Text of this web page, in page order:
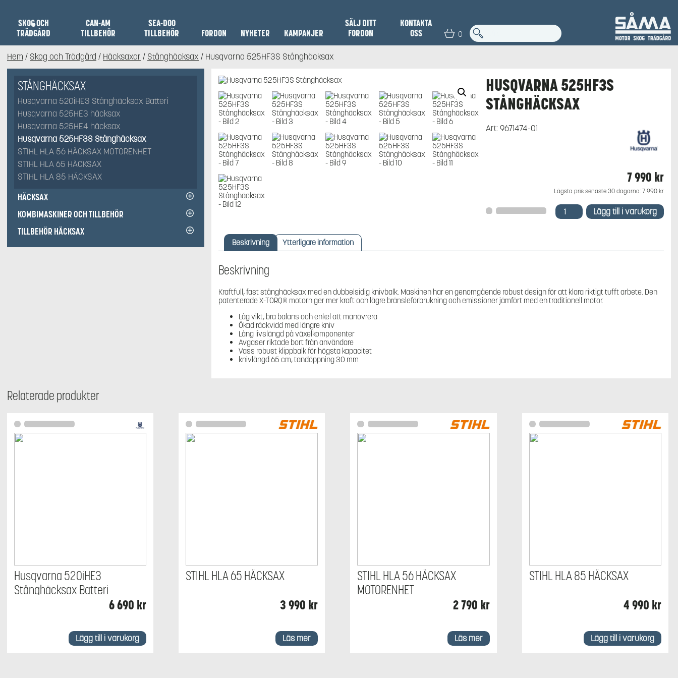
SKOG OCH
TRÄDGÅRD
CAN-AM
TILLBEHÖR
SEA-DOO
TILLBEHÖR
FORDON NYHETER KAMPANJER
SÄLJ DITT
FORDON
KONTAKTA
OSS
0
Hem / Skog och Trädgård / Häcksaxar / Stånghäcksax / Husqvarna 525HF3S Stånghäcksax
STÅNGHÄCKSAX
Husqvarna 520iHE3 Stånghäcksax Batteri
Husqvarna 525HE3 häcksax
Husqvarna 525HE4 häcksax
Husqvarna 525HF3S Stånghäcksax
STIHL HLA 56 HÄCKSAX MOTORENHET
STIHL HLA 65 HÄCKSAX
STIHL HLA 85 HÄCKSAX
HÄCKSAX
KOMBIMASKINER OCH TILLBEHÖR
TILLBEHÖR HÄCKSAX
HUSQVARNA 525HF3S
STÅNGHÄCKSAX
Art: 9671474-01
7 990 kr
Lägsta pris senaste 30 dagarna: 7 990 kr
Husqvarna
525HF3S Lägg till i varukorg
Beskrivning Ytterligare information
Beskrivning
Kraftfull, fast stånghäcksax med en dubbelsidig knivbalk. Maskinen har en genomgående robust design för att klara riktigt tufft arbete. Den
patenterade X-TORQ® motorn ger mer kraft och lägre bränsleförbrukning och emissioner jämfört med en traditionell motor.
Låg vikt, bra balans och enkel att manövrera
Ökad räckvidd med längre kniv
Lång livslängd på växelkomponenter
Avgaser riktade bort från användare
Vass robust klippbalk för högsta kapacitet
knivlängd 65 cm, tandöppning 30 mm
Relaterade produkter
Husqvarna 520iHE3
Stånghäcksax Batteri
6 690 kr
Lägg till i varukorg
STIHL HLA 65 HÄCKSAX
3 990 kr
Läs mer
STIHL HLA 56 HÄCKSAX
MOTORENHET
2 790 kr
Läs mer
STIHL HLA 85 HÄCKSAX
4 990 kr
Lägg till i varukorg